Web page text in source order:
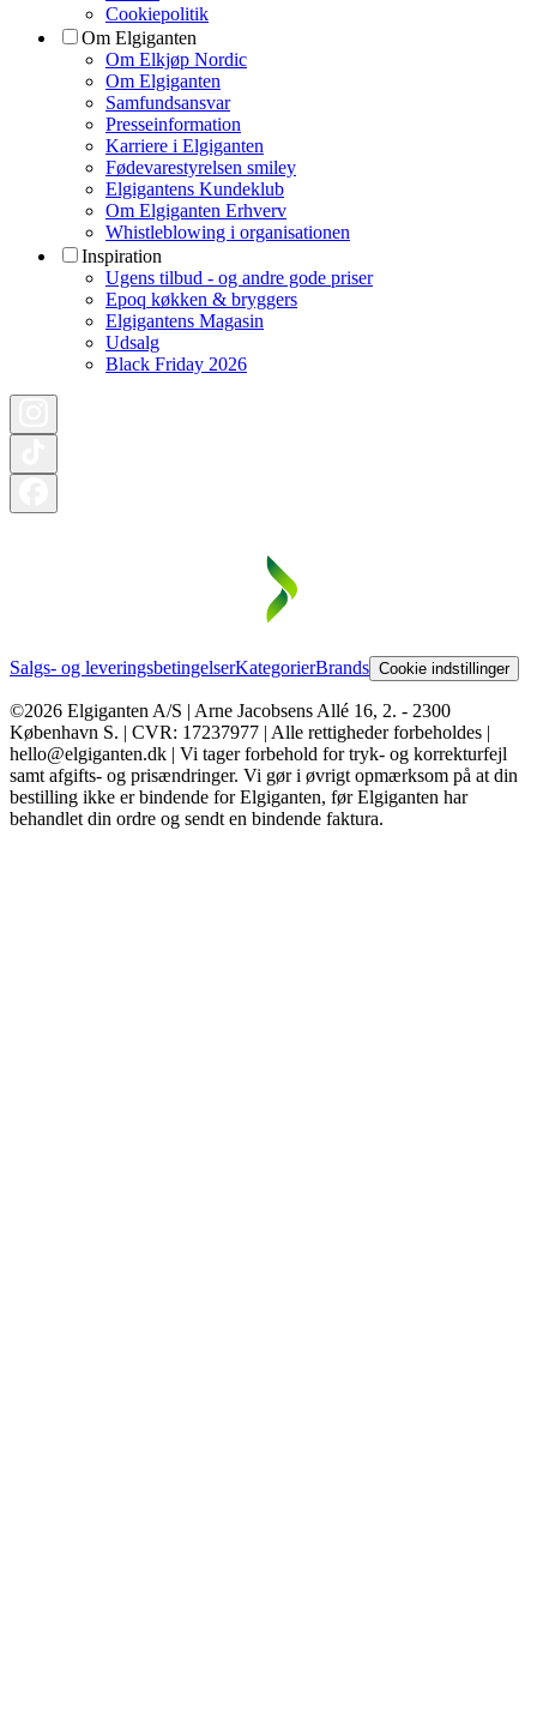
Cookiepolitik
Om Elgiganten
Om Elkjøp Nordic
Om Elgiganten
Samfundsansvar
Presseinformation
Karriere i Elgiganten
Fødevarestyrelsen smiley
Elgigantens Kundeklub
Om Elgiganten Erhverv
Whistleblowing i organisationen
Inspiration
Ugens tilbud - og andre gode priser
Epoq køkken & bryggers
Elgigantens Magasin
Udsalg
Black Friday 2026
Salgs- og leveringsbetingelserKategorierBrands Cookie indstillinger
©2026 Elgiganten A/S | Arne Jacobsens Allé 16, 2. - 2300
København S. | CVR: 17237977 | Alle rettigheder forbeholdes |
hello@elgiganten.dk | Vi tager forbehold for tryk- og korrekturfejl
samt afgifts- og prisændringer. Vi gør i øvrigt opmærksom på at din
bestilling ikke er bindende for Elgiganten, før Elgiganten har
behandlet din ordre og sendt en bindende faktura.